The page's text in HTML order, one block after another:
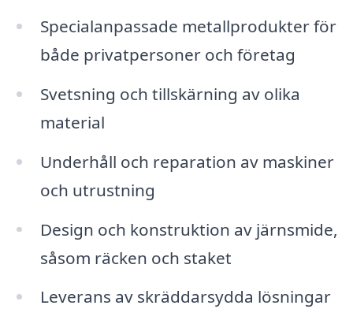
Specialanpassade metallprodukter för
både privatpersoner och företag
Svetsning och tillskärning av olika
material
Underhåll och reparation av maskiner
och utrustning
Design och konstruktion av järnsmide,
såsom räcken och staket
Leverans av skräddarsydda lösningar